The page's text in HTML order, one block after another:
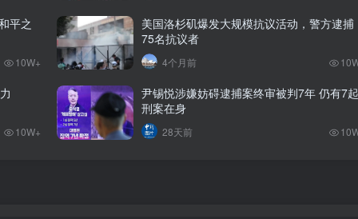
平之
10W+
美国洛杉矶爆发大规模抗议活动，警方逮捕
75名抗议者
4个月前
10W+
尹锡悦涉嫌妨碍逮捕案终审被判7年 仍有7起
刑案在身
28天前